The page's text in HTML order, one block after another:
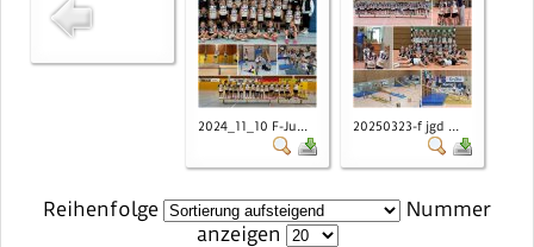
2024_11_10 F-Ju... 20250323-f jgd ...
Reihenfolge
Nummer
anzeigen